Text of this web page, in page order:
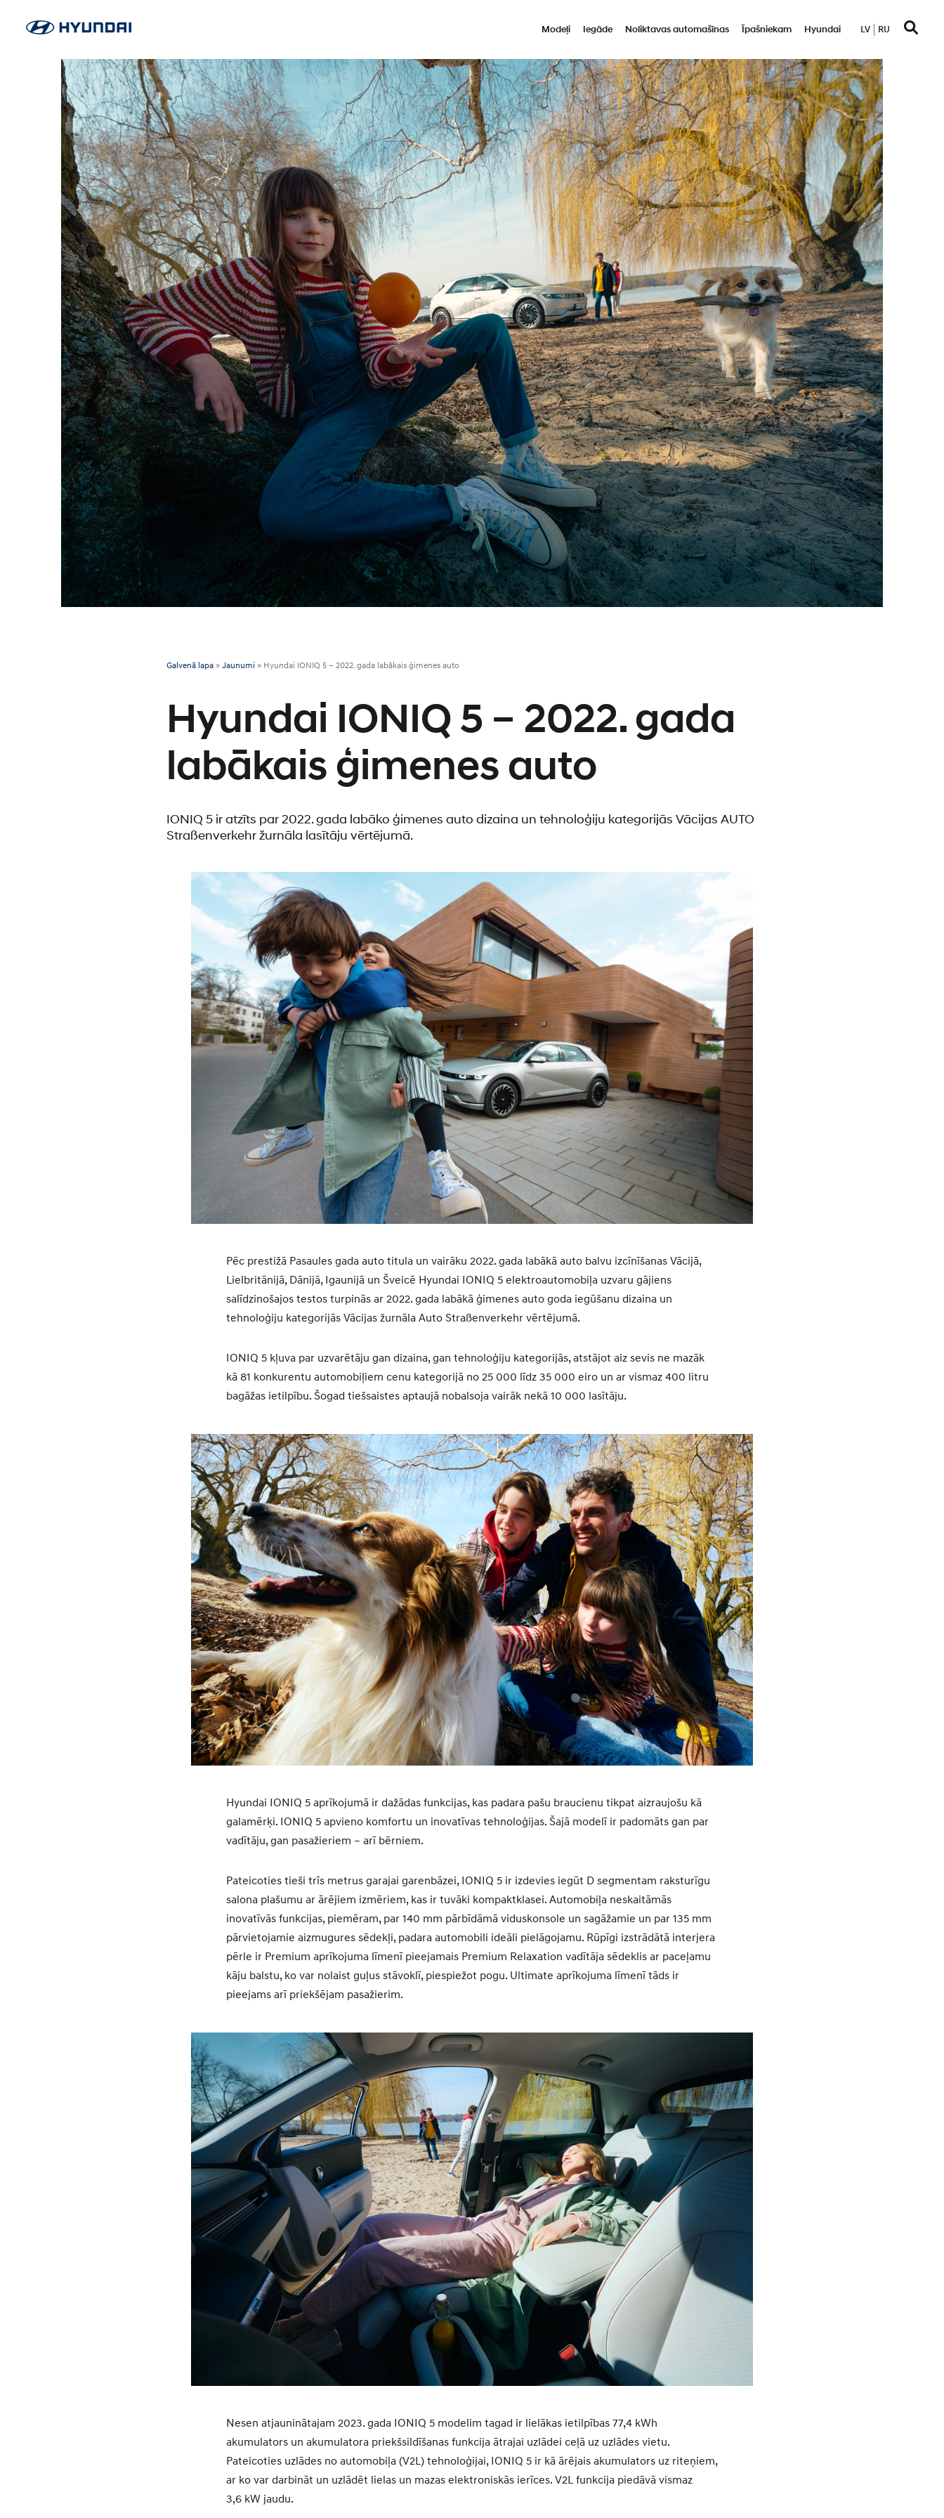
Modeļi Iegāde Noliktavas automašīnas Īpašniekam Hyundai LV RU
Galvenā lapa » Jaunumi » Hyundai IONIQ 5 – 2022. gada labākais ģimenes auto
Hyundai IONIQ 5 – 2022. gada
labākais ģimenes auto
IONIQ 5 ir atzīts par 2022. gada labāko ģimenes auto dizaina un tehnoloģiju kategorijās Vācijas AUTO
Straßenverkehr žurnāla lasītāju vērtējumā.
Pēc prestižā Pasaules gada auto titula un vairāku 2022. gada labākā auto balvu izcīnīšanas Vācijā,
Lielbritānijā, Dānijā, Igaunijā un Šveicē Hyundai IONIQ 5 elektroautomobiļa uzvaru gājiens
salīdzinošajos testos turpinās ar 2022. gada labākā ģimenes auto goda iegūšanu dizaina un
tehnoloģiju kategorijās Vācijas žurnāla Auto Straßenverkehr vērtējumā.
IONIQ 5 kļuva par uzvarētāju gan dizaina, gan tehnoloģiju kategorijās, atstājot aiz sevis ne mazāk
kā 81 konkurentu automobiļiem cenu kategorijā no 25 000 līdz 35 000 eiro un ar vismaz 400 litru
bagāžas ietilpību. Šogad tiešsaistes aptaujā nobalsoja vairāk nekā 10 000 lasītāju.
Hyundai IONIQ 5 aprīkojumā ir dažādas funkcijas, kas padara pašu braucienu tikpat aizraujošu kā
galamērķi. IONIQ 5 apvieno komfortu un inovatīvas tehnoloģijas. Šajā modelī ir padomāts gan par
vadītāju, gan pasažieriem – arī bērniem.
Pateicoties tieši trīs metrus garajai garenbāzei, IONIQ 5 ir izdevies iegūt D segmentam raksturīgu
salona plašumu ar ārējiem izmēriem, kas ir tuvāki kompaktklasei. Automobiļa neskaitāmās
inovatīvās funkcijas, piemēram, par 140 mm pārbīdāmā viduskonsole un sagāžamie un par 135 mm
pārvietojamie aizmugures sēdekļi, padara automobili ideāli pielāgojamu. Rūpīgi izstrādātā interjera
pērle ir Premium aprīkojuma līmenī pieejamais Premium Relaxation vadītāja sēdeklis ar paceļamu
kāju balstu, ko var nolaist guļus stāvoklī, piespiežot pogu. Ultimate aprīkojuma līmenī tāds ir
pieejams arī priekšējam pasažierim.
Nesen atjauninātajam 2023. gada IONIQ 5 modelim tagad ir lielākas ietilpības 77,4 kWh
akumulators un akumulatora priekšsildīšanas funkcija ātrajai uzlādei ceļā uz uzlādes vietu.
Pateicoties uzlādes no automobiļa (V2L) tehnoloģijai, IONIQ 5 ir kā ārējais akumulators uz riteņiem,
ar ko var darbināt un uzlādēt lielas un mazas elektroniskās ierīces. V2L funkcija piedāvā vismaz
3,6 kW jaudu.